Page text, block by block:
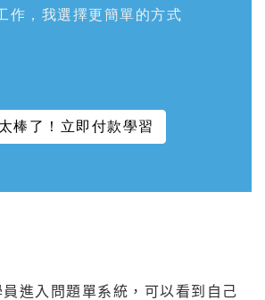
作，我選擇更簡單的方式
太棒了！立即付款學習
進入問題單系統，可以看到自己